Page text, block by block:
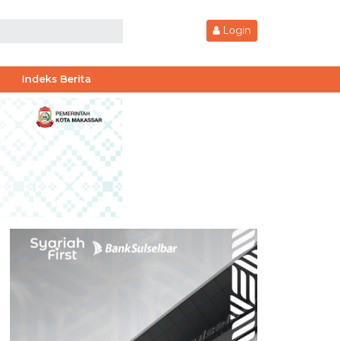
Login
Indeks Berita